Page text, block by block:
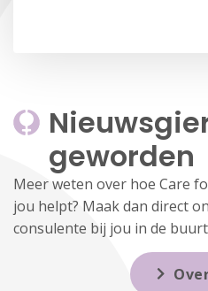
geworden
Meer weten over hoe Care
jou helpt? Maak dan direct
consulente bij jou in de